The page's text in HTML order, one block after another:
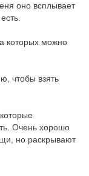
оно всплывает
которых можно
чтобы взять
Очень хорошо
но раскрывают